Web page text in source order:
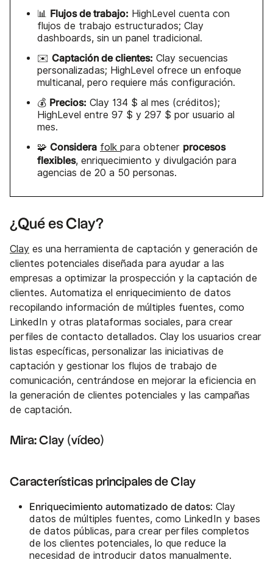
📊 Flujos de trabajo: HighLevel cuenta con
flujos de trabajo estructurados; Clay
dashboards, sin un panel tradicional.
✉️ Captación de clientes: Clay secuencias
personalizadas; HighLevel ofrece un enfoque
multicanal, pero requiere más configuración.
💰 Precios: Clay 134 $ al mes (créditos);
HighLevel entre 97 $ y 297 $ por usuario al
mes.
🧩 Considera folk para obtener procesos
flexibles, enriquecimiento y divulgación para
agencias de 20 a 50 personas.
¿Qué es Clay?
Clay es una herramienta de captación y generación de
clientes potenciales diseñada para ayudar a las
empresas a optimizar la prospección y la captación de
clientes. Automatiza el enriquecimiento de datos
recopilando información de múltiples fuentes, como
LinkedIn y otras plataformas sociales, para crear
perfiles de contacto detallados. Clay los usuarios crear
listas específicas, personalizar las iniciativas de
captación y gestionar los flujos de trabajo de
comunicación, centrándose en mejorar la eficiencia en
la generación de clientes potenciales y las campañas
de captación.
Mira: Clay (vídeo)
Características principales de Clay
Enriquecimiento automatizado de datos: Clay
datos de múltiples fuentes, como LinkedIn y bases
de datos públicas, para crear perfiles completos
de los clientes potenciales, lo que reduce la
necesidad de introducir datos manualmente.